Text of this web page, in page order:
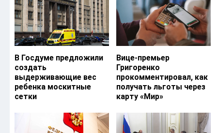
В Госдуме предложили
создать
выдерживающие вес
ребенка москитные
сетки
Вице-премьер
Григоренко
прокомментировал, как
получать льготы через
карту «Мир»